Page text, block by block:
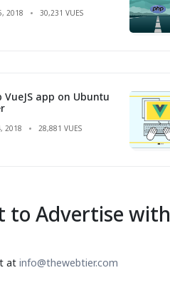
2018 30,231 VUES
VueJS app on Ubuntu
2018 28,881 VUES
to Advertise with
at info@thewebtier.com